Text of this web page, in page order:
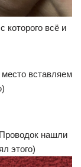
которого всё и
вставляем
Проводок нашли
этого)